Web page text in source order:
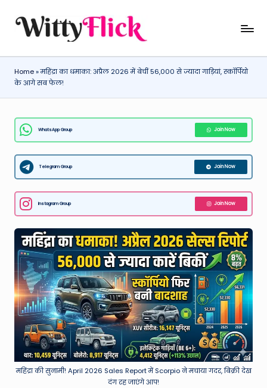
W
it
ty
Fl
ic
k:
L
a
t
e
st
W
e
a
t
h
er
,
WittyFlick:
Tech
News
Around
World
Home»महिंद्रा का धमाका: अप्रैल 2026 में बेचीं 56,000 से ज्यादा गाड़ियां, स्कॉर्पियो
के आगे सब फेल!
WhatsApp Group Join Now
Telegram Group Join Now
Instagram Group Join Now
महिंद्रा की सुनामी! April 2026 Sales Report में Scorpio ने मचाया गदर, बिक्री देख
दंग रह जाएंगे आप!